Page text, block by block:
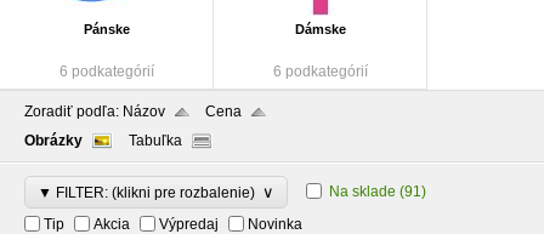
Pánske
6 podkategórií
Dámske
6 podkategórií
Zoradiť podľa: Názov
Cena
Obrázky
Tabuľka
▼ FILTER: (klikni pre rozbalenie) ∨ Na sklade (91)
Tip
Akcia Výpredaj Novinka